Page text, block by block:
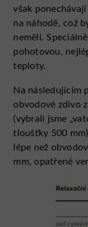
však
na náhodě, což
neměli.
pohotovou,
teploty.
Na následujícím
obvodové zdivo
(vybrali jsme
tloušťky 500
lépe než
mm, opatřené